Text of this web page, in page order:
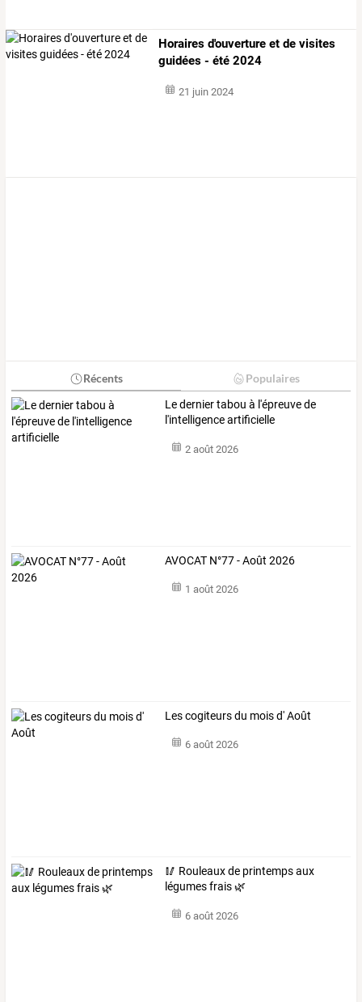
Horaires d'ouverture et de visites
guidées - été 2024
21 juin 2024
Récents Populaires
Le dernier tabou à l'épreuve de
l'intelligence artificielle
2 août 2026
AVOCAT N°77 - Août 2026
1 août 2026
Les cogiteurs du mois d' Août
6 août 2026
🥢 Rouleaux de printemps aux
légumes frais 🌿
6 août 2026